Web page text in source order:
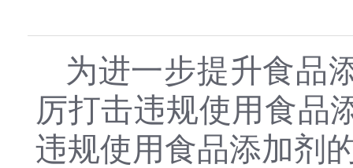
为进一步提升食品
厉打击违规使用食品
违规使用食品添加剂